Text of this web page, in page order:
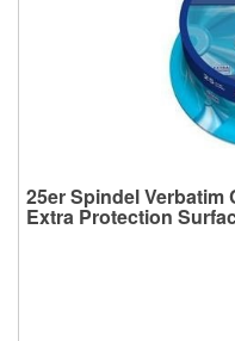
25er Spindel Verbatim
Extra Protection